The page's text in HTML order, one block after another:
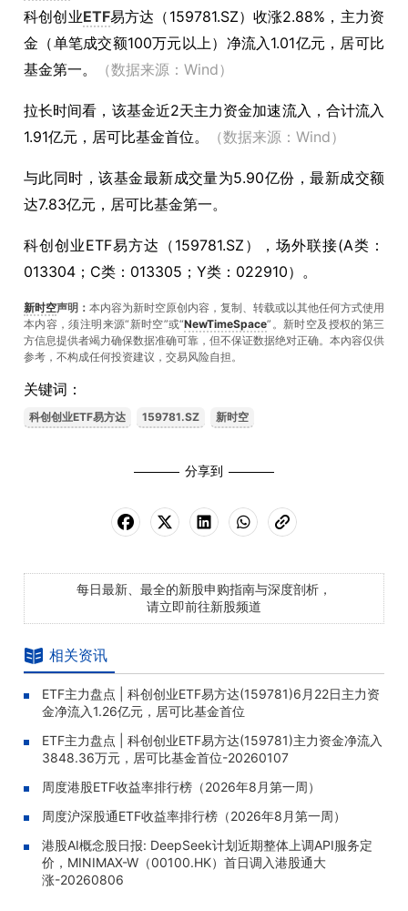
科创创业ETF易方达（159781.SZ）收涨2.88%，主力资
金（单笔成交额100万元以上）净流入1.01亿元，居可比
基金第一。
（数据来源：Wind）
拉长时间看，该基金近2天主力资金加速流入，合计流入
1.91亿元，居可比基金首位。
（数据来源：Wind）
与此同时，该基金最新成交量为5.90亿份，最新成交额
达7.83亿元，居可比基金第一。
科创创业ETF易方达（159781.SZ），场外联接(A类：
013304；C类：013305；Y类：022910）。
新时空声明： 本内容为新时空原创内容，复制、转载或以其他任何方式使用
本内容，须注明来源“新时空”或“NewTimeSpace”。新时空及授权的第三
方信息提供者竭力确保数据准确可靠，但不保证数据绝对正确。本內容仅供
参考，不构成任何投资建议，交易风险自担。
关键词：
科创创业ETF易方达 159781.SZ 新时空
分享到
每日最新、最全的新股申购指南与深度剖析，
请立即前往新股频道
相关资讯
ETF主力盘点 | 科创创业ETF易方达(159781)6月22日主力资
金净流入1.26亿元，居可比基金首位
ETF主力盘点 | 科创创业ETF易方达(159781)主力资金净流入
3848.36万元，居可比基金首位-20260107
周度港股ETF收益率排行榜（2026年8月第一周）
周度沪深股通ETF收益率排行榜（2026年8月第一周）
港股AI概念股日报: DeepSeek计划近期整体上调API服务定
价，MINIMAX-W（00100.HK）首日调入港股通大
涨-20260806